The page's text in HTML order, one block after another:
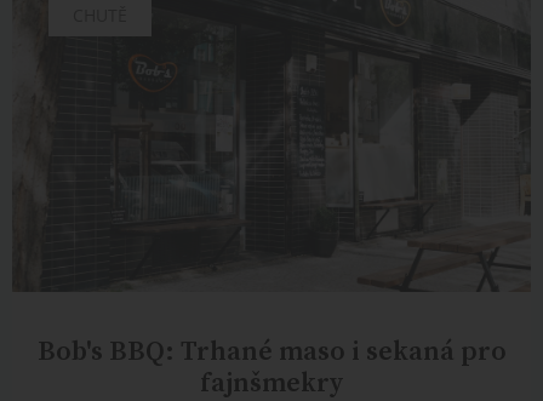
Bob's BBQ: Trhané maso i sekaná pro
fajnšmekry